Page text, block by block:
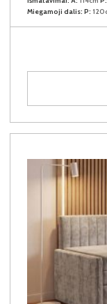
Miegamoji dalis: P: